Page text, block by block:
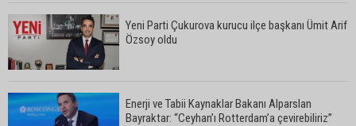
Yeni Parti Çukurova kurucu ilçe başkanı Ümit Arif
Özsoy oldu
Enerji ve Tabii Kaynaklar Bakanı Alparslan
Bayraktar: “Ceyhan’ı Rotterdam’a çevirebiliriz”